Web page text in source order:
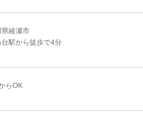
綾瀬市
駅から徒歩で4分
らOK